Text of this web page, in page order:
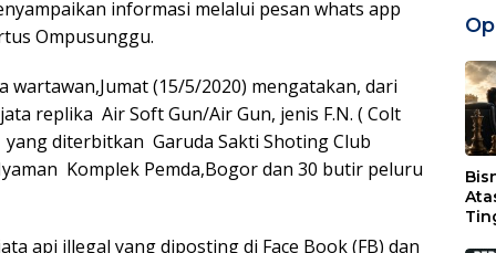
informasi melalui pesan whats app
Ompusunggu.
wartawan,Jumat (15/5/2020) mengatakan, dari
replika Air Soft Gun/Air Gun, jenis F.N. ( Colt
diterbitkan Garuda Sakti Shoting Club
Komplek Pemda,Bogor dan 30 butir peluru
api illegal yang diposting di Face Book (FB) dan